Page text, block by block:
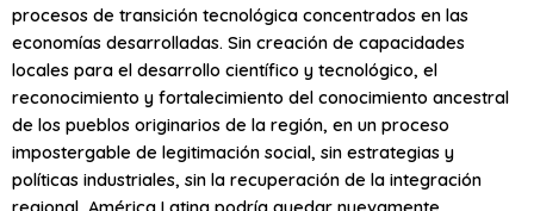
procesos de transición tecnológica concentrados en las
economías desarrolladas. Sin creación de capacidades
locales para el desarrollo científico y tecnológico, el
reconocimiento y fortalecimiento del conocimiento ancestral
de los pueblos originarios de la región, en un proceso
impostergable de legitimación social, sin estrategias y
políticas industriales, sin la recuperación de la integración
regional, América Latina podría quedar nuevamente